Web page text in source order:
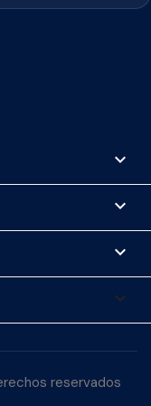



keyboard_arrow_down
reservados